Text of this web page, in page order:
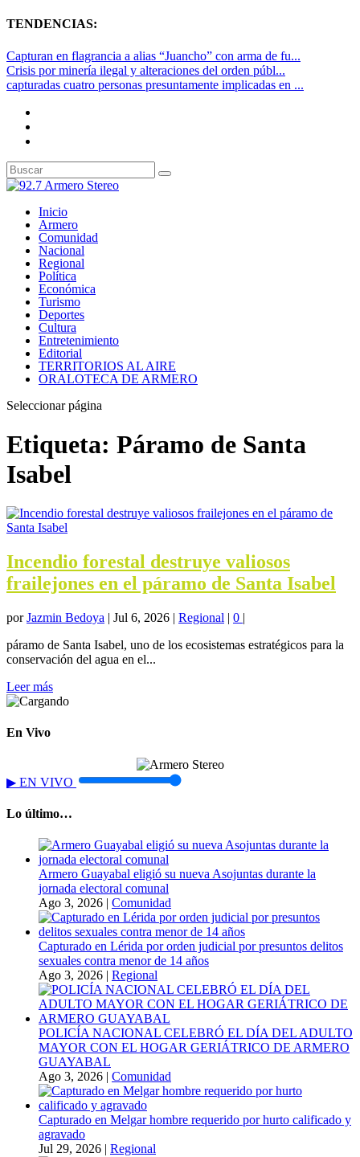
TENDENCIAS:
Capturan en flagrancia a alias “Juancho” con arma de fu...
Crisis por minería ilegal y alteraciones del orden públ...
capturadas cuatro personas presuntamente implicadas en ...
Inicio
Armero
Comunidad
Nacional
Regional
Política
Económica
Turismo
Deportes
Cultura
Entretenimiento
Editorial
TERRITORIOS AL AIRE
ORALOTECA DE ARMERO
Seleccionar página
Etiqueta: Páramo de Santa
Isabel
Incendio forestal destruye valiosos
frailejones en el páramo de Santa Isabel
porJazmin Bedoya | Jul 6, 2026 | Regional | 0 |
páramo de Santa Isabel, uno de los ecosistemas estratégicos para la
conservación del agua en el...
Leer más
En Vivo
▶ EN VIVO
Lo último…
Armero Guayabal eligió su nueva Asojuntas durante la
jornada electoral comunal
Ago 3, 2026 | Comunidad
Capturado en Lérida por orden judicial por presuntos delitos
sexuales contra menor de 14 años
Ago 3, 2026 | Regional
POLICÍA NACIONAL CELEBRÓ EL DÍA DEL ADULTO
MAYOR CON EL HOGAR GERIÁTRICO DE ARMERO
GUAYABAL
Ago 3, 2026 | Comunidad
Capturado en Melgar hombre requerido por hurto calificado y
agravado
Jul 29, 2026 | Regional